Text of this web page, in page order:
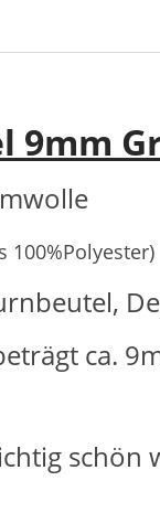
9mm
100%Polyester)
ca.
schön